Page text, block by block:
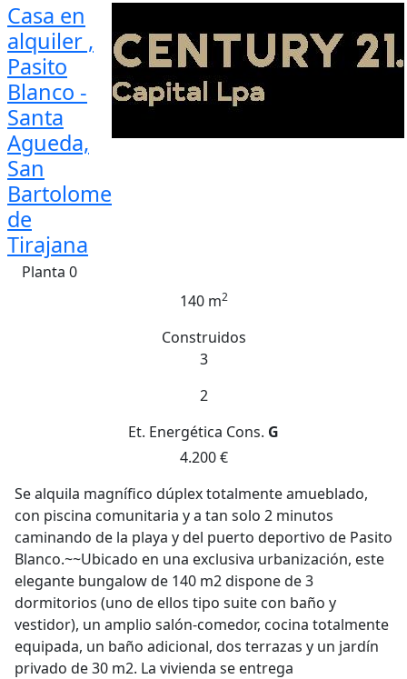
Casa en
alquiler ,
Pasito
Blanco -
Santa
Agueda,
San
Bartolome
de
Tirajana
Planta 0
140 m2
Construidos
3
2
Et. Energética Cons. G
4.200 €
Se alquila magnífico dúplex totalmente amueblado,
con piscina comunitaria y a tan solo 2 minutos
caminando de la playa y del puerto deportivo de Pasito
Blanco.~~Ubicado en una exclusiva urbanización, este
elegante bungalow de 140 m2 dispone de 3
dormitorios (uno de ellos tipo suite con baño y
vestidor), un amplio salón-comedor, cocina totalmente
equipada, un baño adicional, dos terrazas y un jardín
privado de 30 m2. La vivienda se entrega